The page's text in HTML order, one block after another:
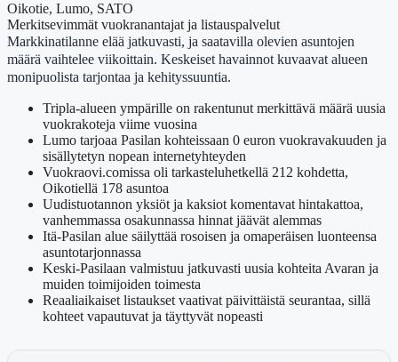
Oikotie, Lumo, SATO
Merkitsevimmät vuokranantajat ja listauspalvelut
Markkinatilanne elää jatkuvasti, ja saatavilla olevien asuntojen
määrä vaihtelee viikoittain. Keskeiset havainnot kuvaavat alueen
monipuolista tarjontaa ja kehityssuuntia.
Tripla-alueen ympärille on rakentunut merkittävä määrä uusia
vuokrakoteja viime vuosina
Lumo tarjoaa Pasilan kohteissaan 0 euron vuokravakuuden ja
sisällytetyn nopean internetyhteyden
Vuokraovi.comissa oli tarkasteluhetkellä 212 kohdetta,
Oikotiellä 178 asuntoa
Uudistuotannon yksiöt ja kaksiot komentavat hintakattoa,
vanhemmassa osakunnassa hinnat jäävät alemmas
Itä-Pasilan alue säilyttää rosoisen ja omaperäisen luonteensa
asuntotarjonnassa
Keski-Pasilaan valmistuu jatkuvasti uusia kohteita Avaran ja
muiden toimijoiden toimesta
Reaaliaikaiset listaukset vaativat päivittäistä seurantaa, sillä
kohteet vapautuvat ja täyttyvät nopeasti